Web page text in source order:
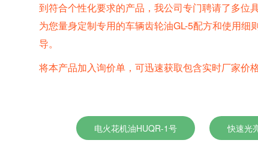
到符合个性化要求的产品，我公司专门聘请了多位
为您量身定制专用的车辆齿轮油GL-5配方和使用
导。
将本产品加入询价单，可迅速获取包含实时厂家价
电火花机油HUQR-1号 快速光